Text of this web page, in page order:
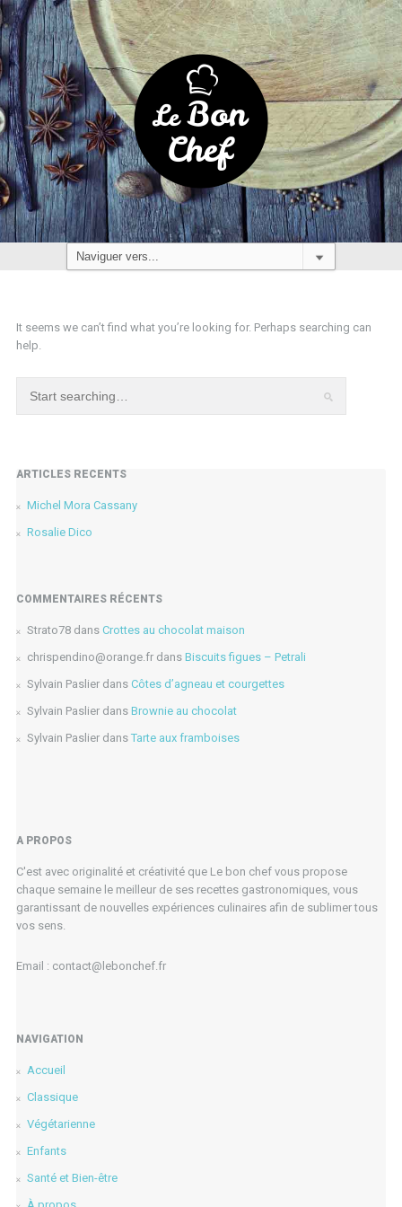
It seems we can’t find what you’re looking for. Perhaps searching can
help.
ARTICLES RÉCENTS
Michel Mora Cassany
Rosalie Dico
COMMENTAIRES RÉCENTS
Strato78dans Crottes au chocolat maison
chrispendino@orange.frdans Biscuits figues – Petrali
Sylvain Paslierdans Côtes d’agneau et courgettes
Sylvain Paslierdans Brownie au chocolat
Sylvain Paslierdans Tarte aux framboises
A PROPOS
C'est avec originalité et créativité que Le bon chef vous propose
chaque semaine le meilleur de ses recettes gastronomiques, vous
garantissant de nouvelles expériences culinaires afin de sublimer tous
vos sens.
Email : contact@lebonchef.fr
NAVIGATION
Accueil
Classique
Végétarienne
Enfants
Santé et Bien-être